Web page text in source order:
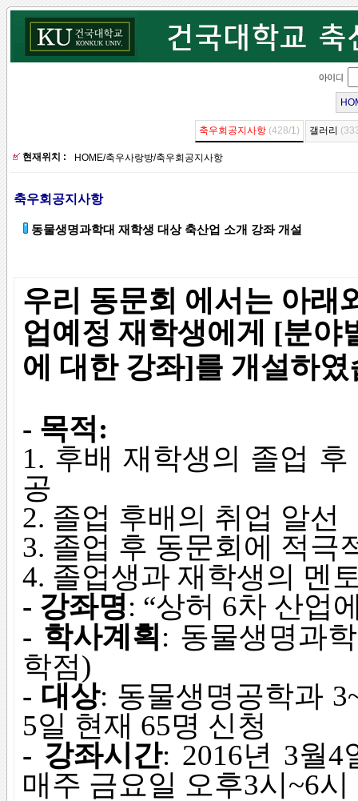
축우회공지사항 (428/1) 갤러리
현재위치 : HOME/축우사랑방/축우회공지사항
축우회공지사항
동물생명과학대 재학생 대상 축산업 소개 강좌 개설
우리 동문회 에서는 아래
업예정 재학생에게 [분야
에 대한 강좌]를 개설하였
- 목적:
1. 후배 재학생의 졸업
공
2. 졸업 후배의 취업 알선
3. 졸업 후 동문회에 적극
4. 졸업생과 재학생의 멘
- 강좌명: “상허 6차 산업
- 학사계획: 동물생명과
학점)
- 대상: 동물생명공학과
5일 현재 65명 신청
- 강좌시간: 2016년 3월4
매주 금요일 오후3시~6시